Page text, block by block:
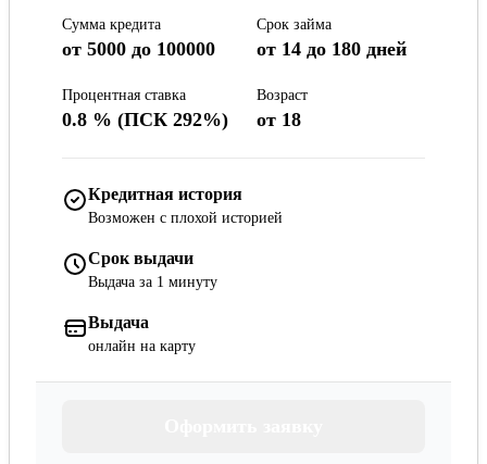
Сумма кредита
от 5000 до 100000
Срок займа
от 14 до 180 дней
Процентная ставка
0.8 % (ПСК 292%)
Возраст
от 18
Кредитная история
Возможен с плохой историей
Срок выдачи
Выдача за 1 минуту
Выдача
онлайн на карту